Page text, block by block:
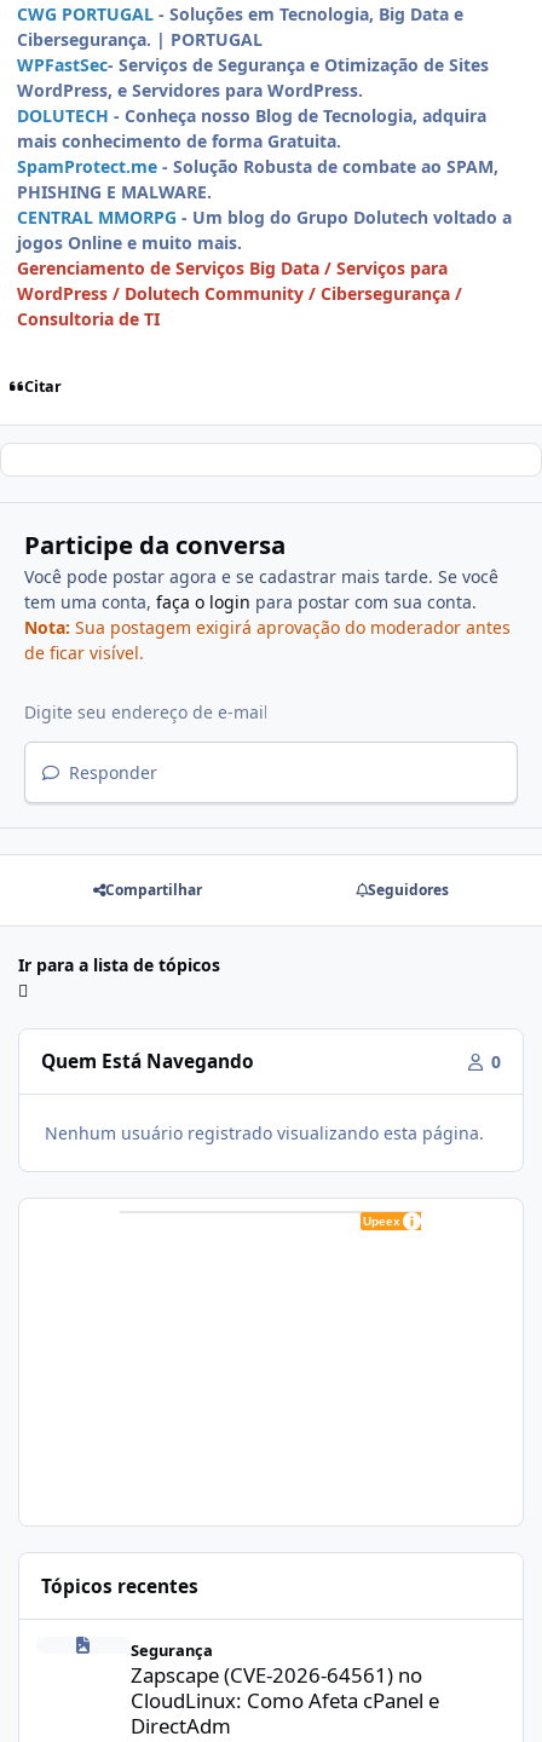
CWG PORTUGAL - Soluções em Tecnologia, Big Data e
Cibersegurança. | PORTUGAL
WPFastSec- Serviços de Segurança e Otimização de Sites
WordPress, e Servidores para WordPress.
DOLUTECH - Conheça nosso Blog de Tecnologia, adquira
mais conhecimento de forma Gratuita.
SpamProtect.me - Solução Robusta de combate ao SPAM,
PHISHING E MALWARE.
CENTRAL MMORPG - Um blog do Grupo Dolutech voltado a
jogos Online e muito mais.
Gerenciamento de Serviços Big Data / Serviços para
WordPress / Dolutech Community / Cibersegurança /
Consultoria de TI
Citar
Participe da conversa
Você pode postar agora e se cadastrar mais tarde. Se você
tem uma conta, faça o login para postar com sua conta.
Nota: Sua postagem exigirá aprovação do moderador antes
de ficar visível.
Responder
Compartilhar Seguidores
Ir para a lista de tópicos
Quem Está Navegando 0
Nenhum usuário registrado visualizando esta página.
Tópicos recentes
Zapscape (CVE-2026-64561) no CloudLinux: Como Afeta cPanel
Segurança
Zapscape (CVE-2026-64561) no
CloudLinux: Como Afeta cPanel e
DirectAdm